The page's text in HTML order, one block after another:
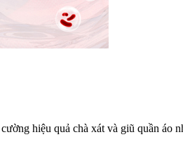
hiệu quả chà xát và giũ quần